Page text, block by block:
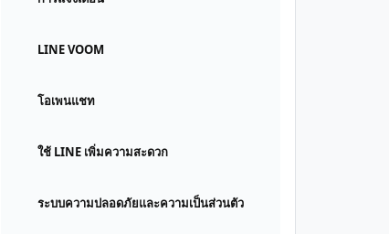
LINE VOOM
โอเพนแชท
ใช้ LINE เพิ่มความสะดวก
ระบบความปลอดภัยและความเป็นส่วนตัว